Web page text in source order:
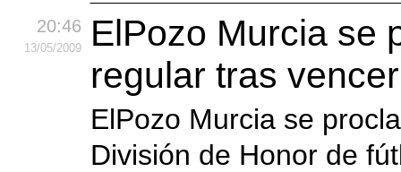
20:46
13/05/2009
ElPozo Murcia se
regular tras
ElPozo Murcia se
División de Honor de